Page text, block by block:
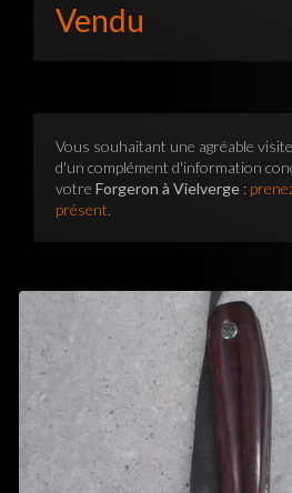
Vendu
Vous souhaitant une agréable
d'un complément d'information
votre Forgeron à Vielverge :
présent.